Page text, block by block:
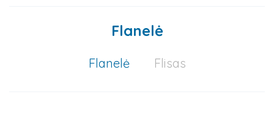
Flanelė
Flanelė Flisas